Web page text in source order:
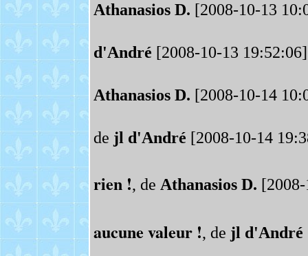
Athanasios D. [2008-10-13
d'André [2008-10-13 19:52:06]
Athanasios D. [2008-10-14
de jl d'André [2008-10-14
rien !, de Athanasios D.
aucune valeur !, de jl d'André